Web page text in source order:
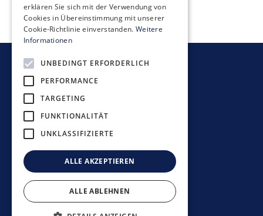
Newsletter bestellen
Datenschutzerklärung
Disclaimer
Impressum
erklären Sie sich mit der Verwendung von
Cookies in Übereinstimmung mit unserer
Cookie-Richtlinie einverstanden. Weitere
Informationen
UNBEDINGT ERFORDERLICH
PERFORMANCE
TARGETING
FUNKTIONALITÄT
UNKLASSIFIZIERTE
ALLE AKZEPTIEREN
ALLE ABLEHNEN